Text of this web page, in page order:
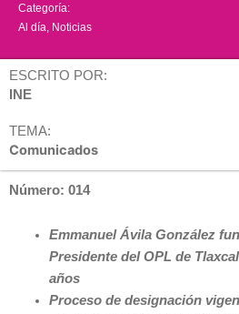
Categoría:
Al día Noticias
ESCRITO POR:
INE
TEMA:
Comunicados
Número: 014
Emmanuel Ávila González
Presidente del OPL de
años
Proceso de designación